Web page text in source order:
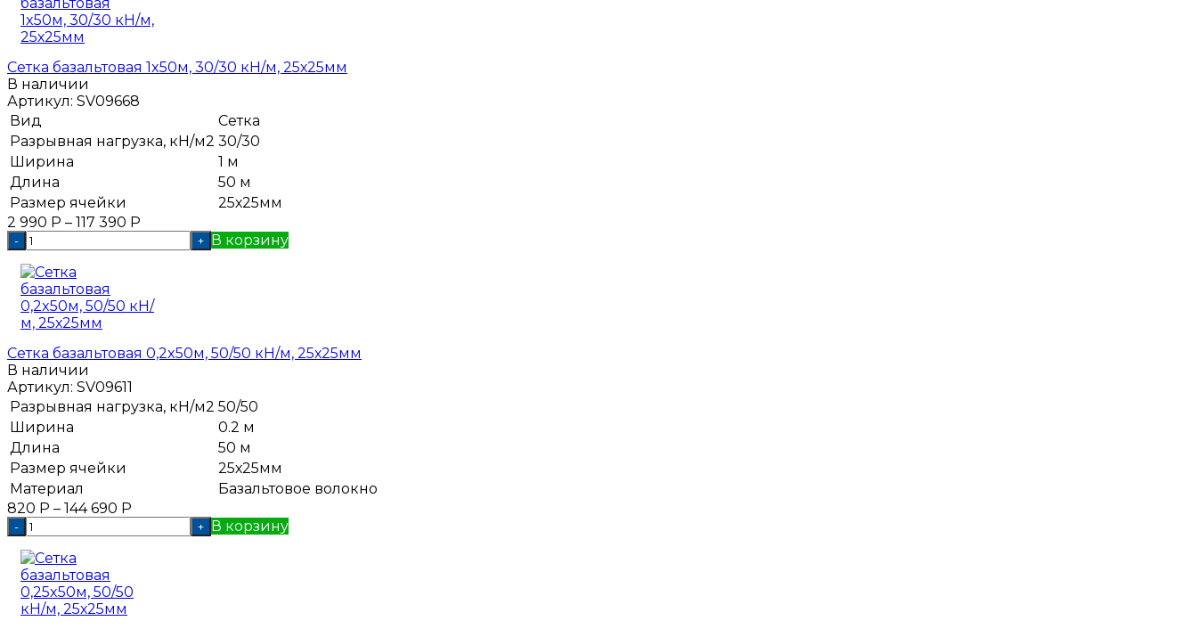
Сетка базальтовая 1x50м, 30/30 кН/м, 25х25мм
В наличии
Артикул: SV09668
Вид
Сетка
Разрывная нагрузка, кН/м2 30/30
Ширина
1 м
Длина
50 м
Размер ячейки
25х25мм
2 990 Р – 117 390 Р
- + В корзину
Сетка базальтовая 0,2x50м, 50/50 кН/м, 25х25мм
В наличии
Артикул: SV09611
Разрывная нагрузка, кН/м2 50/50
Ширина
0.2 м
Длина
50 м
Размер ячейки
25х25мм
Материал
Базальтовое волокно
820 Р – 144 690 Р
- + В корзину